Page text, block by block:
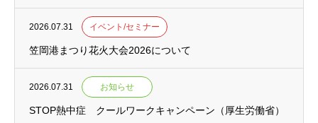
2026.07.31 イベント/セミナー
笠岡港まつり花火大会2026について
2026.07.31 お知らせ
STOP熱中症 クールワークキャンペーン（厚生労働省）